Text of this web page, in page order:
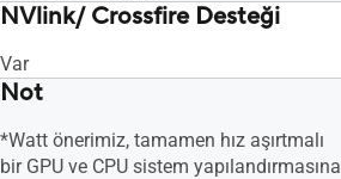
NVlink/ Crossfire Desteği
Var
Not
*Watt önerimiz, tamamen hız aşırtmalı
bir GPU ve CPU sistem yapılandırmasına